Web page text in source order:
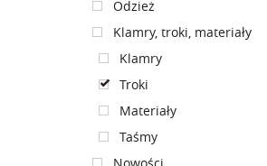
Odzież
Klamry, troki, materiały
Klamry
Troki
Materiały
Taśmy